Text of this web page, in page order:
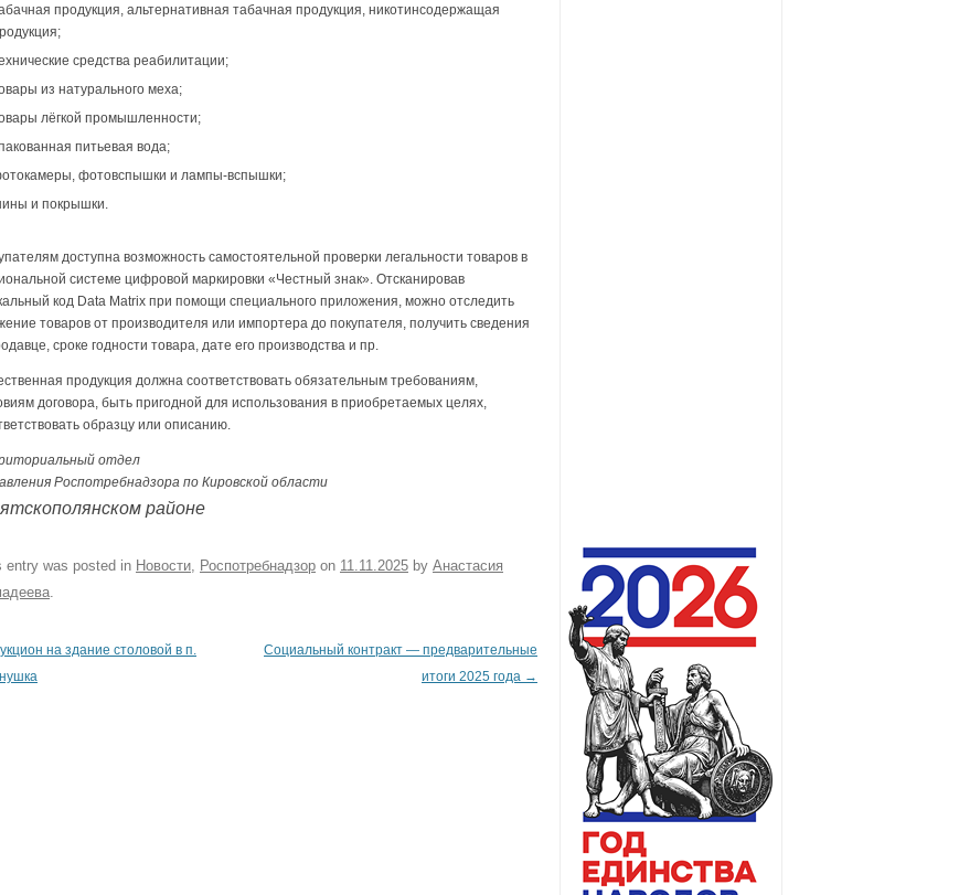
продукция, альтернативная табачная продукция, никотинсодержащая
средства реабилитации;
из натурального меха;
лёгкой промышленности;
питьевая вода;
фотовспышки и лампы-вспышки;
и покрышки.
доступна возможность самостоятельной проверки легальности товаров в
системе цифровой маркировки «Честный знак». Отсканировав
код Data Matrix при помощи специального приложения, можно отследить
товаров от производителя или импортера до покупателя, получить сведения
сроке годности товара, дате его производства и пр.
продукция должна соответствовать обязательным требованиям,
договора, быть пригодной для использования в приобретаемых целях,
образцу или описанию.
отдел
Роспотребнадзора по Кировской области
районе
entry was posted in Новости, Роспотребнадзор on 11.11.2025 by Анастасия
.
navigation
на здание столовой в п.
Социальный контракт — предварительные
итоги 2025 года →